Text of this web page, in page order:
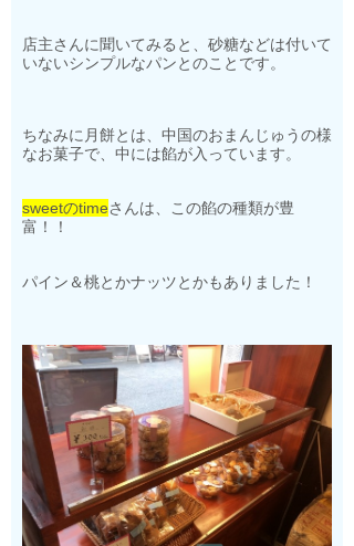
店主さんに聞いてみると、砂糖などは付いて
いないシンプルなパンとのことです。
ちなみに月餅とは、中国のおまんじゅうの様
なお菓子で、中には餡が入っています。
sweetのtimeさんは、 この餡の種類が豊
富！！
パイン＆桃とかナッツとかもありました！